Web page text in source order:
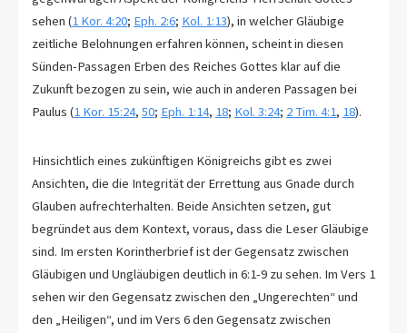
sehen (1 Kor. 4:20; Eph. 2:6; Kol. 1:13), in welcher Gläubige
zeitliche Belohnungen erfahren können, scheint in diesen
Sünden-Passagen Erben des Reiches Gottes klar auf die
Zukunft bezogen zu sein, wie auch in anderen Passagen bei
Paulus (1 Kor. 15:24, 50; Eph. 1:14, 18; Kol. 3:24; 2 Tim. 4:1, 18).
Hinsichtlich eines zukünftigen Königreichs gibt es zwei
Ansichten, die die Integrität der Errettung aus Gnade durch
Glauben aufrechterhalten. Beide Ansichten setzen, gut
begründet aus dem Kontext, voraus, dass die Leser Gläubige
sind. Im ersten Korintherbrief ist der Gegensatz zwischen
Gläubigen und Ungläubigen deutlich in 6:1-9 zu sehen. Im Vers 1
sehen wir den Gegensatz zwischen den „Ungerechten“ und
den „Heiligen“, und im Vers 6 den Gegensatz zwischen